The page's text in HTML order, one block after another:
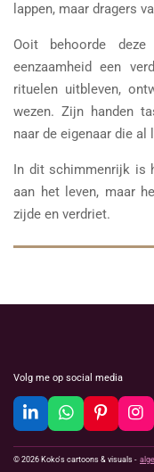
lappen, maar dragers
Ooit behoorde
eenzaamheid een
rituelen uitbleven,
wezen. Zijn handen
naar de eigenaar die al
In dit schimmenrijk is
aan het leven, maar
zijde en verdriet.
Volg me op social media
L
i
n
W
h
a
P
i
n
I
n
s
© 2026 Koko's cartoons & visuals -